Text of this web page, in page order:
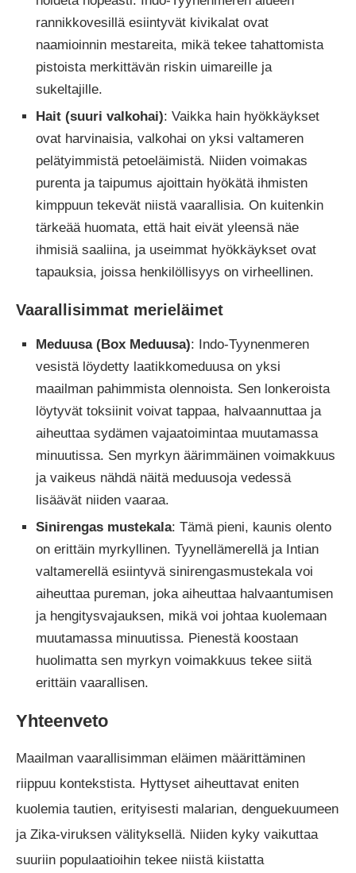
rannikkovesillä esiintyvät kivikalat ovat
naamioinnin mestareita, mikä tekee tahattomista
pistoista merkittävän riskin uimareille ja
sukeltajille.
Hait (suuri valkohai): Vaikka hain hyökkäykset
ovat harvinaisia, valkohai on yksi valtameren
pelätyimmistä petoeläimistä. Niiden voimakas
purenta ja taipumus ajoittain hyökätä ihmisten
kimppuun tekevät niistä vaarallisia. On kuitenkin
tärkeää huomata, että hait eivät yleensä näe
ihmisiä saaliina, ja useimmat hyökkäykset ovat
tapauksia, joissa henkilöllisyys on virheellinen.
Vaarallisimmat merieläimet
Meduusa (Box Meduusa): Indo-Tyynenmeren
vesistä löydetty laatikkomeduusa on yksi
maailman pahimmista olennoista. Sen lonkeroista
löytyvät toksiinit voivat tappaa, halvaannuttaa ja
aiheuttaa sydämen vajaatoimintaa muutamassa
minuutissa. Sen myrkyn äärimmäinen voimakkuus
ja vaikeus nähdä näitä meduusoja vedessä
lisäävät niiden vaaraa.
Sinirengas mustekala: Tämä pieni, kaunis olento
on erittäin myrkyllinen. Tyynellämerellä ja Intian
valtamerellä esiintyvä sinirengasmustekala voi
aiheuttaa pureman, joka aiheuttaa halvaantumisen
ja hengitysvajauksen, mikä voi johtaa kuolemaan
muutamassa minuutissa. Pienestä koostaan ​​
huolimatta sen myrkyn voimakkuus tekee siitä
erittäin vaarallisen.
Yhteenveto
Maailman vaarallisimman eläimen määrittäminen
riippuu kontekstista. Hyttyset aiheuttavat eniten
kuolemia tautien, erityisesti malarian, denguekuumeen
ja Zika-viruksen välityksellä. Niiden kyky vaikuttaa
suuriin populaatioihin tekee niistä kiistatta